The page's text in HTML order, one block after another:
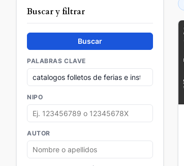
Buscar y filtrar
Buscar
PALABRAS CLAVE
NIPO
AUTOR